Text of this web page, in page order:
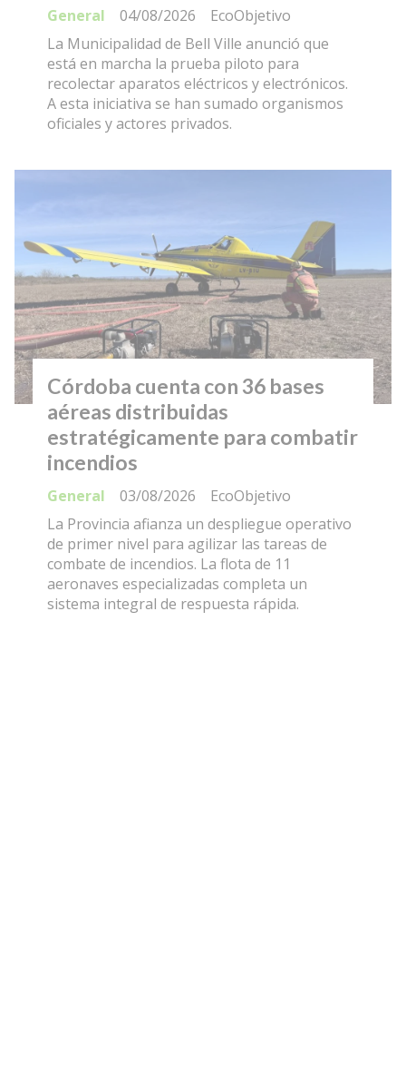
EcoObjetivo
General
04/08/2026
La Municipalidad de Bell Ville anunció que
está en marcha la prueba piloto para
recolectar aparatos eléctricos y electrónicos.
A esta iniciativa se han sumado organismos
oficiales y actores privados.
Córdoba cuenta con 36 bases
aéreas distribuidas
estratégicamente para combatir
incendios
EcoObjetivo
General
03/08/2026
La Provincia afianza un despliegue operativo
de primer nivel para agilizar las tareas de
combate de incendios. La flota de 11
aeronaves especializadas completa un
sistema integral de respuesta rápida.